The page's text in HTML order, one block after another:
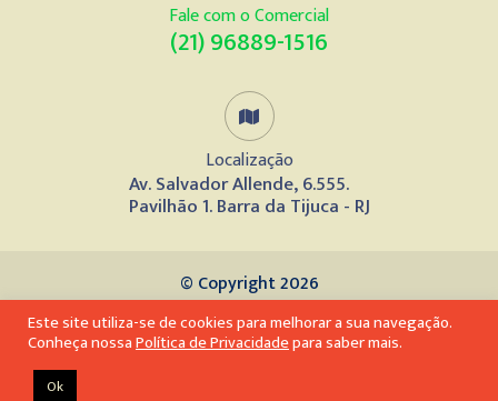
Fale com o Comercial
(21) 96889-1516
Localização
Av. Salvador Allende, 6.555.
Pavilhão 1. Barra da Tijuca - RJ
© Copyright 2026
Desenvolvido por
Este site utiliza-se de cookies para melhorar a sua navegação.
Conheça nossaPolítica de Privacidadepara saber mais.
Ok